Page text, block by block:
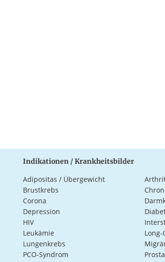
Indikationen / Krankheitsbilder
Adipositas / Übergewicht
Brustkrebs
Corona
Depression
HIV
Leukämie
Long-
Lungenkrebs
PCO-Syndrom